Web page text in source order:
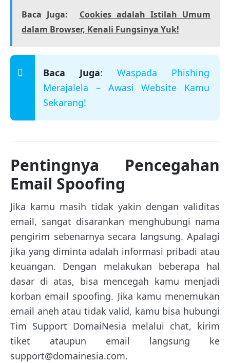
Baca Juga:
Cookies adalah Istilah Umum
dalam Browser, Kenali Fungsinya Yuk!
Baca Juga: Waspada Phishing
Merajalela – Awasi Website Kamu
Sekarang!
Pentingnya Pencegahan
Email Spoofing
Jika kamu masih tidak yakin dengan validitas
email, sangat disarankan menghubungi nama
pengirim sebenarnya secara langsung. Apalagi
jika yang diminta adalah informasi pribadi atau
keuangan. Dengan melakukan beberapa hal
dasar di atas, bisa mencegah kamu menjadi
korban email spoofing. Jika kamu menemukan
email aneh atau tidak valid, kamu bisa hubungi
Tim Support DomaiNesia melalui chat, kirim
tiket ataupun email langsung ke
support@domainesia.com.